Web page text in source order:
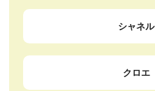
シャネル
クロエ